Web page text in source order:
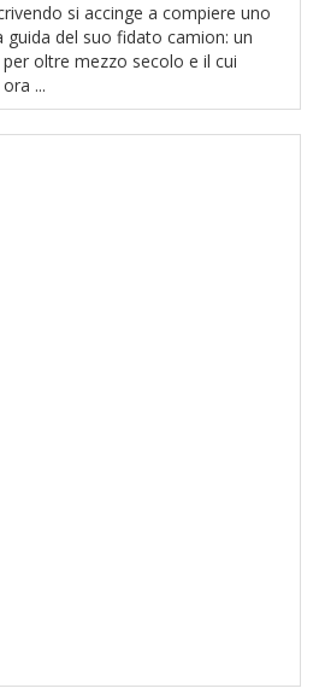
si accinge a compiere uno
del suo fidato camion: un
oltre mezzo secolo e il cui
...